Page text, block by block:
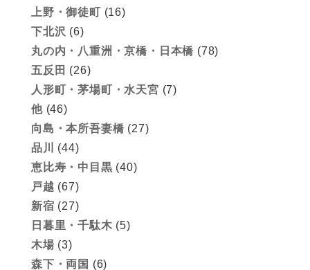
上野・御徒町 (16)
下北沢 (6)
丸の内・八重洲・京橋・日本橋 (78)
五反田 (26)
人形町・茅場町・水天宮 (7)
他(46)
向島・本所吾妻橋 (27)
品川
(44)
恵比寿・中目黒 (40)
戸越 (67)
新宿 (27)
日暮里・千駄木 (5)
木場 (3)
森下・両国 (6)